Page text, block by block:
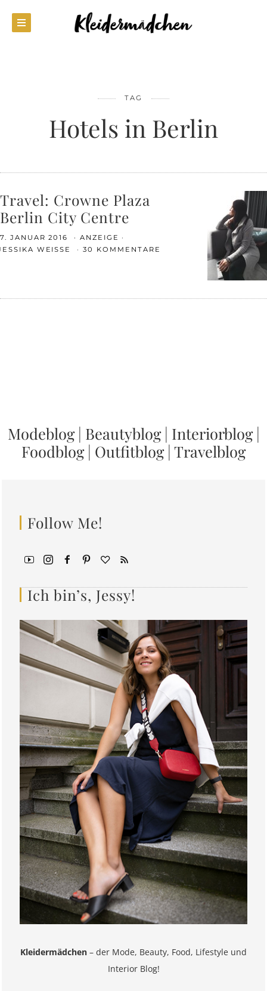
TAG
Hotels in Berlin
Travel: Crowne Plaza
Berlin City Centre
7. JANUAR 2016
ANZEIGE
WEISSE
30 KOMMENTARE
Modeblog| Beautyblog| Interiorblog|
Foodblog| Outfitblog| Travelblog
Follow Me!
Ich bin’s, Jessy!
Kleidermädchen – der Mode, Beauty, Food, Lifestyle und
Interior Blog!